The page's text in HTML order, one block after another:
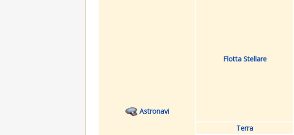
Astronavi
Flotta Stellare
Terra